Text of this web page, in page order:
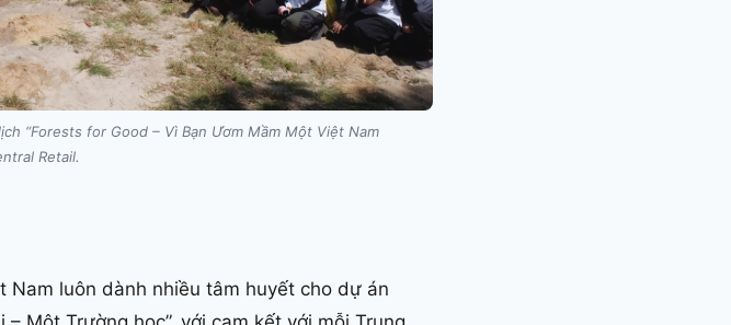
“Forests for Good – Vì Bạn Ươm Mầm Một Việt Nam
Retail.
Nam luôn dành nhiều tâm huyết cho dự án